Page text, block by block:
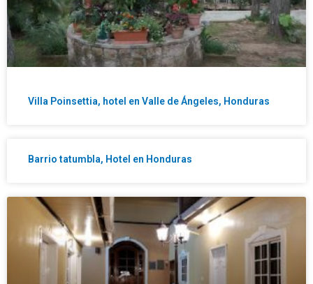
Villa Poinsettia, hotel en Valle de Ángeles, Honduras
Barrio tatumbla, Hotel en Honduras